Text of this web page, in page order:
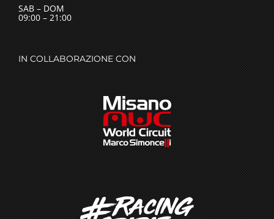
SAB – DOM
09:00 – 21:00
IN COLLABORAZIONE CON